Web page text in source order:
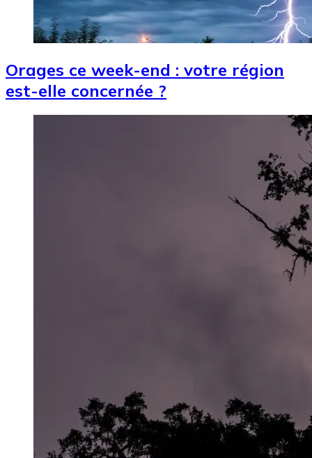
Orages ce week-end : votre région
est-elle concernée ?